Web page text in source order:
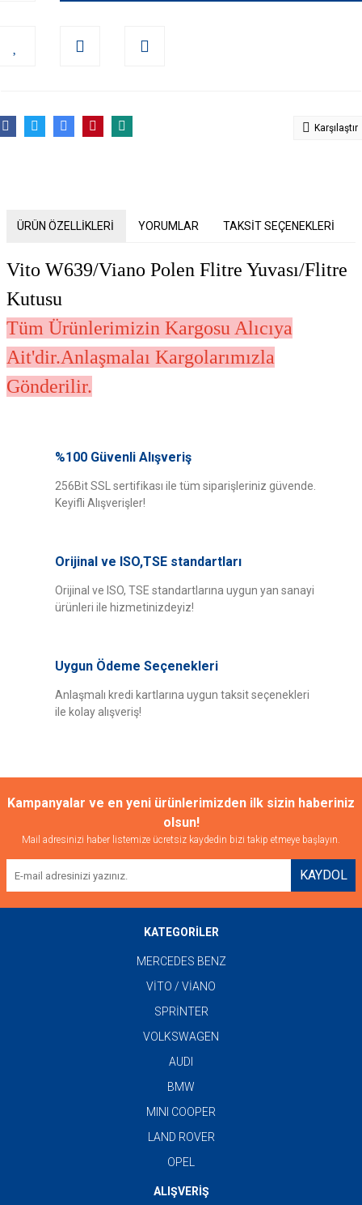
Karşılaştır
ÜRÜN ÖZELLİKLERİ YORUMLAR TAKSİT SEÇENEKLERİ
Vito W639/Viano Polen Flitre Yuvası/Flitre
Kutusu
Tüm Ürünlerimizin Kargosu Alıcıya
Ait'dir.Anlaşmalaı Kargolarımızla
Gönderilir.
Bu ürüne ilk yorumu siz yapın!
yetersiz gördüğünüz noktaları öneri formunu kullanarak tarafımıza
iletebilirsiniz.
Görüş ve önerileriniz için teşekkür ederiz.
Ürün bilgilerinde hatalar bulunuyor.
Ürün fiyatı diğer sitelerden daha pahalı.
Bu ürüne benzer farklı alternatifler olmalı.
%100 Güvenli Alışveriş
256Bit SSL sertifikası ile tüm siparişleriniz güvende.
Keyifli Alışverişler!
Orijinal ve ISO,TSE standartları
Orijinal ve ISO, TSE standartlarına uygun yan sanayi
ürünleri ile hizmetinizdeyiz!
Uygun Ödeme Seçenekleri
Anlaşmalı kredi kartlarına uygun taksit seçenekleri
ile kolay alışveriş!
Kampanyalar ve en yeni ürünlerimizden ilk sizin haberiniz
olsun!
Mail adresinizi haber listemize ücretsiz kaydedin bizi takip etmeye başlayın.
KAYDOL
KATEGORİLER
MERCEDES BENZ
VİTO / VİANO
SPRİNTER
VOLKSWAGEN
AUDI
BMW
MINI COOPER
LAND ROVER
OPEL
ALIŞVERİŞ